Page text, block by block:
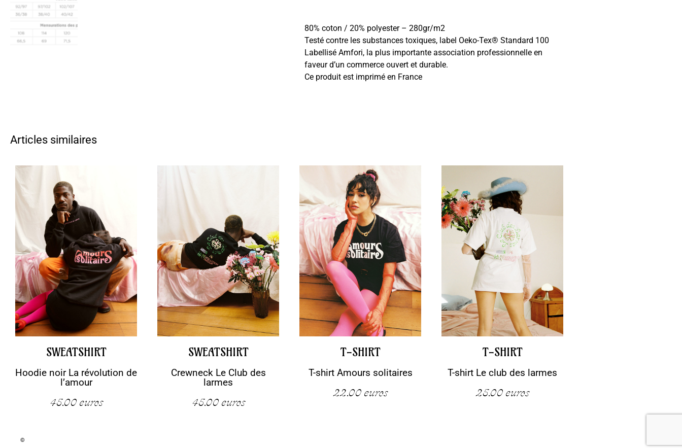
80% coton / 20% polyester – 280gr/m2
Testé contre les substances toxiques, label Oeko-Tex® Standard 100
Labellisé Amfori, la plus importante association professionnelle en
faveur d’un commerce ouvert et durable.
Ce produit est imprimé en France
Articles similaires
SWEATSHIRT
Hoodie noir La révolution de
l’amour
45.00 euros
SWEATSHIRT
Crewneck Le Club des
larmes
45.00 euros
T-SHIRT
T-shirt Amours solitaires
22.00 euros
T-SHIRT
T-shirt Le club des larmes
25.00 euros
©